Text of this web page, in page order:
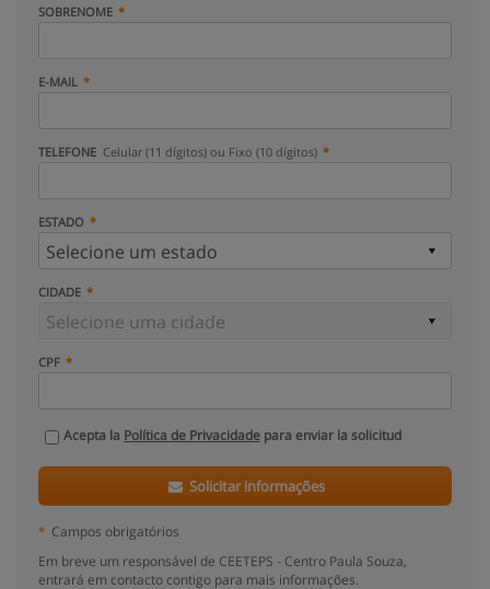
SOBRENOME
E-MAIL
TELEFONE Celular (11 dígitos) ou Fixo (10 dígitos)
ESTADO
CIDADE
CPF
Acepta la Política de Privacidade para enviar la solicitud
Solicitar informações
* Campos obrigatórios
Em breve um responsável de CEETEPS - Centro Paula Souza,
entrará em contacto contigo para mais informações.